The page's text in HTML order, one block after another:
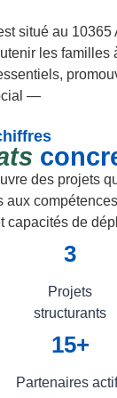
situé au 10365
les familles
—
des projets
aux
capacités de
3
Projets
structurants
15+
Partenaires